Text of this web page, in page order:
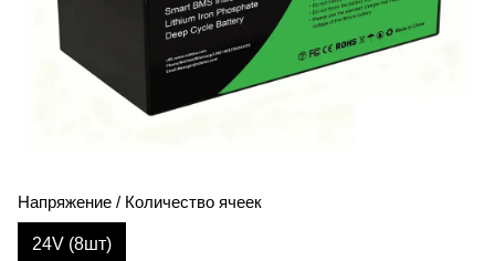
Напряжение / Количество ячеек
24V (8шт)